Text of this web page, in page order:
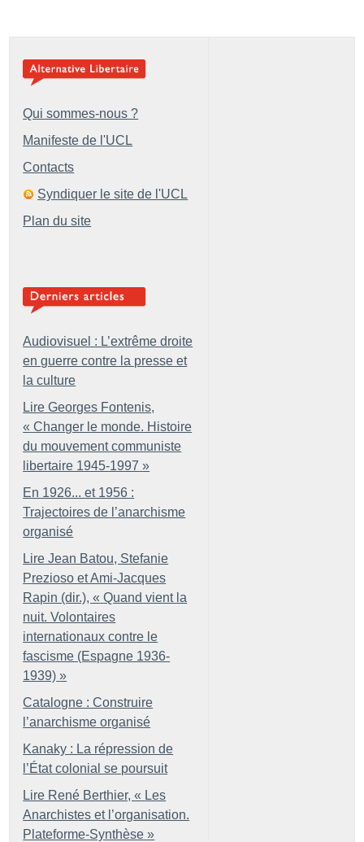
Qui sommes-nous ?
Manifeste de l'UCL
Contacts
Syndiquer le site de l'UCL
Plan du site
Audiovisuel : L’extrême droite
en guerre contre la presse et
la culture
Lire Georges Fontenis,
« Changer le monde. Histoire
du mouvement communiste
libertaire 1945-1997 »
En 1926... et 1956 :
Trajectoires de l’anarchisme
organisé
Lire Jean Batou, Stefanie
Prezioso et Ami-Jacques
Rapin (dir.), « Quand vient la
nuit. Volontaires
internationaux contre le
fascisme (Espagne 1936-
1939) »
Catalogne : Construire
l’anarchisme organisé
Kanaky : La répression de
l’État colonial se poursuit
Lire René Berthier, « Les
Anarchistes et l’organisation.
Plateforme-Synthèse »